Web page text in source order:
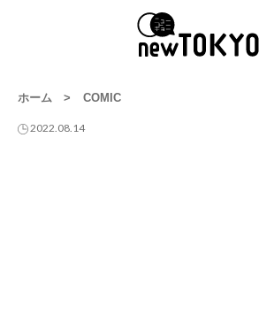
ホーム > COMIC
2022.08.14